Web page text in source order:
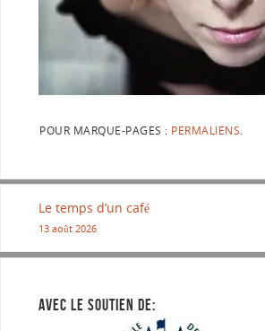
POUR MARQUE-PAGES : PERMALIENS
Le temps d’un café
13 août 2026
AVEC LE SOUTIEN DE: